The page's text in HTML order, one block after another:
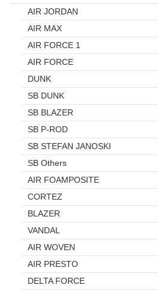
AIR JORDAN
AIR MAX
AIR FORCE 1
AIR FORCE
DUNK
SB DUNK
SB BLAZER
SB P-ROD
SB STEFAN JANOSKI
SB Others
AIR FOAMPOSITE
CORTEZ
BLAZER
VANDAL
AIR WOVEN
AIR PRESTO
DELTA FORCE